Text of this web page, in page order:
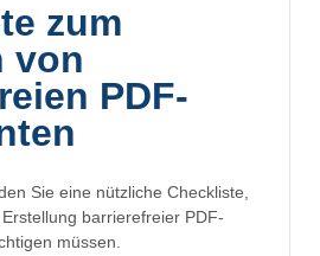
zum
von
PDF-
Sie eine nützliche Checkliste,
barrierefreier PDF-
müssen.